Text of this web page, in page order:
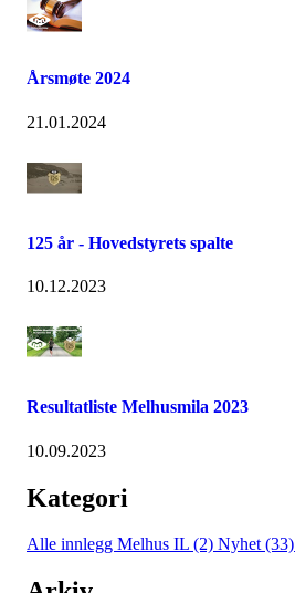
Årsmøte 2024
21.01.2024
125 år - Hovedstyrets spalte
10.12.2023
Resultatliste Melhusmila 2023
10.09.2023
Kategori
Alle innlegg Melhus IL (2) Nyhet (33)